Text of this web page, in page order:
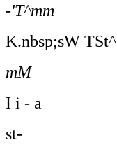
-'T^mm
K.nbsp;sW
mM
I i - a
st-